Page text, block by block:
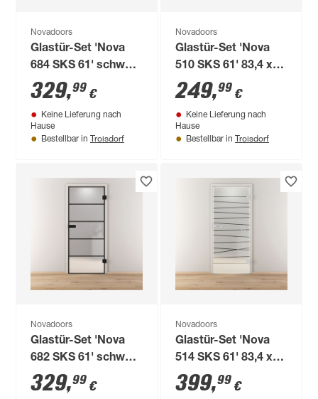
Novadoors
Glastür-Set 'Nova
684 SKS 61' schwarz
83,4 x 197,2 cm,
rechts
329,99 €
Keine Lieferung nach
Hause
Bestellbar in Troisdorf
Novadoors
Glastür-Set 'Nova
510 SKS 61' 83,4 x
197,2 cm, rechts
249,99 €
Keine Lieferung nach
Hause
Bestellbar in Troisdorf
Novadoors
Glastür-Set 'Nova
682 SKS 61' schwarz
83,4 x 197,2 cm,
rechts
329,99 €
Novadoors
Glastür-Set 'Nova
514 SKS 61' 83,4 x
197,2 cm, rechts
399,99 €